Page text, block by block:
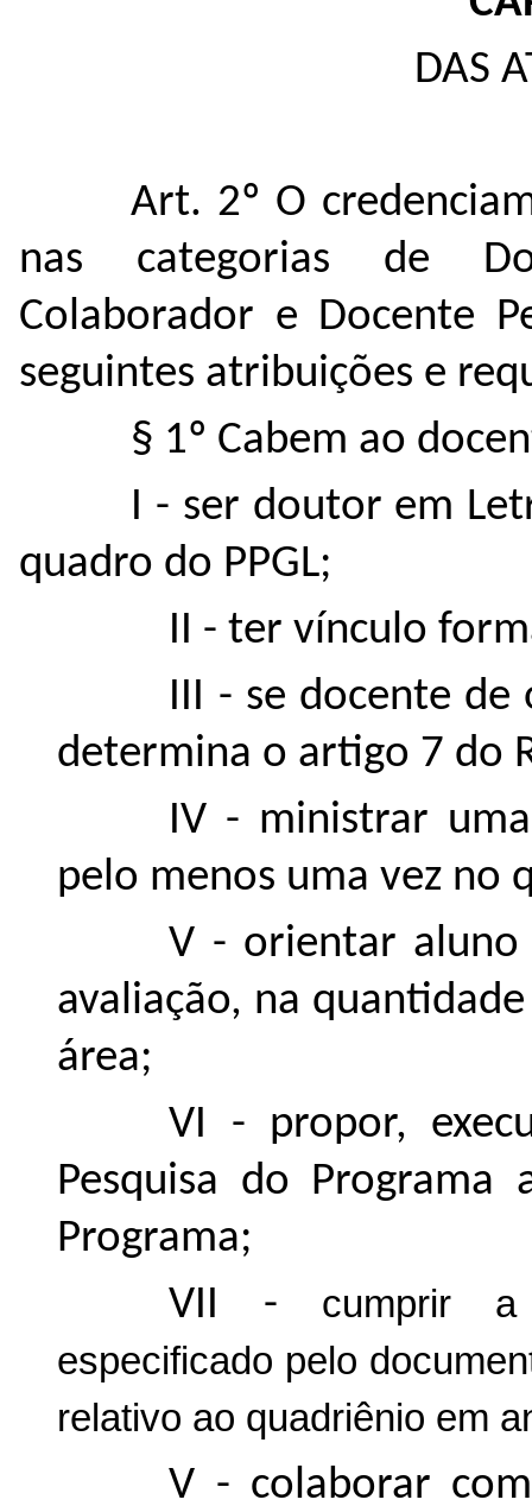
DAS
Art. 2º O
nas categorias de
Colaborador e Docente
seguintes atribuições e
§ 1º Cabem ao
I - ser doutor em
quadro do PPGL;
II - ter vínculo
III - se docente
determina o artigo 7 do
IV - ministrar
pelo menos uma vez no
V - orientar aluno
avaliação, na
área;
VI - propor,
Pesquisa do
Programa;
VII - cumprir a
especificado pelo
relativo ao quadriênio em
V - colaborar